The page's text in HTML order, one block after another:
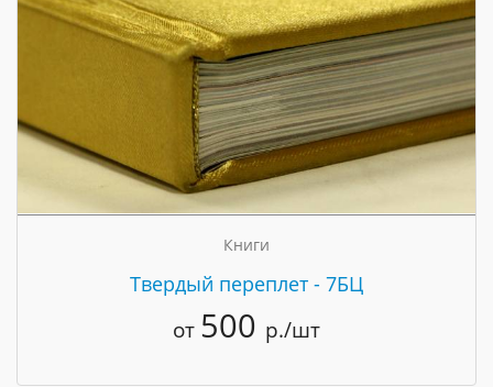
Книги
Твердый переплет - 7БЦ
от 500 р./шт